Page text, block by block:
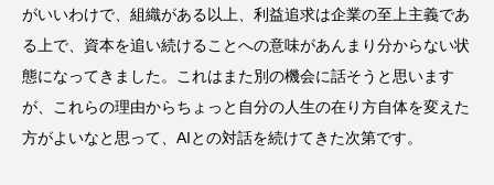
がいいわけで、組織がある以上、利益追求は企業の至上主義であ
る上で、資本を追い続けることへの意味があんまり分からない状
態になってきました。これはまた別の機会に話そうと思います
が、これらの理由からちょっと自分の人生の在り方自体を変えた
方がよいなと思って、AIとの対話を続けてきた次第です。